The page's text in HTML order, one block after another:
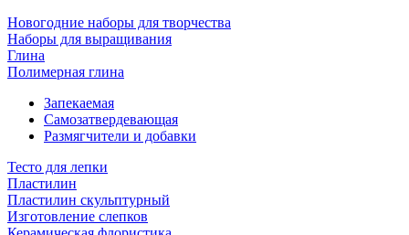
Новогодние наборы для творчества
Наборы для выращивания
Глина
Полимерная глина
Запекаемая
Самозатвердевающая
Размягчители и добавки
Тесто для лепки
Пластилин
Пластилин скульптурный
Изготовление слепков